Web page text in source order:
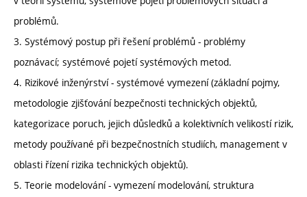
problémů.
3. Systémový postup při řešení problémů - problémy
poznávací; systémové pojetí systémových metod.
4. Rizikové inženýrství - systémové vymezení (základní pojmy,
metodologie zjišťování bezpečnosti technických objektů,
kategorizace poruch, jejich důsledků a kolektivních velikostí rizik,
metody používané při bezpečnostních studiích, management v
oblasti řízení rizika technických objektů).
5. Teorie modelování - vymezení modelování, struktura